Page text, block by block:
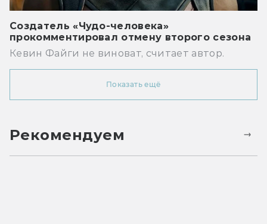
Создатель «Чудо-человека»
прокомментировал отмену второго сезона
Кевин Файги не виноват, считает автор.
Показать ещё
Рекомендуем